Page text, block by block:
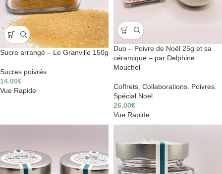
Sucre arrangé – Le Granville 150g
Sucres poivrés
14.00€
Vue Rapide
Duo – Poivre de Noël 25g et sa
céramique – par Delphine
Mouchel
Coffrets Collaborations Poivres
Spécial Noël
26.00€
Vue Rapide